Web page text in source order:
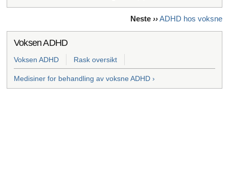
Neste ››ADHD hos voksne
Voksen ADHD
Voksen ADHD Rask oversikt
Medisiner for behandling av voksne ADHD ›